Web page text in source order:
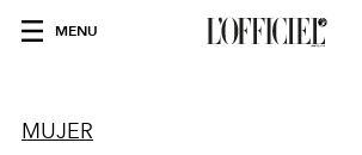
MENU
MUJER